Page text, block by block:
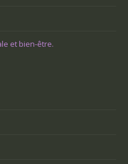
et bien-être.